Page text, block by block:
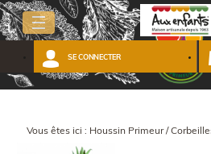
SE CONNECTER
Vous êtes ici : Houssin Primeur /